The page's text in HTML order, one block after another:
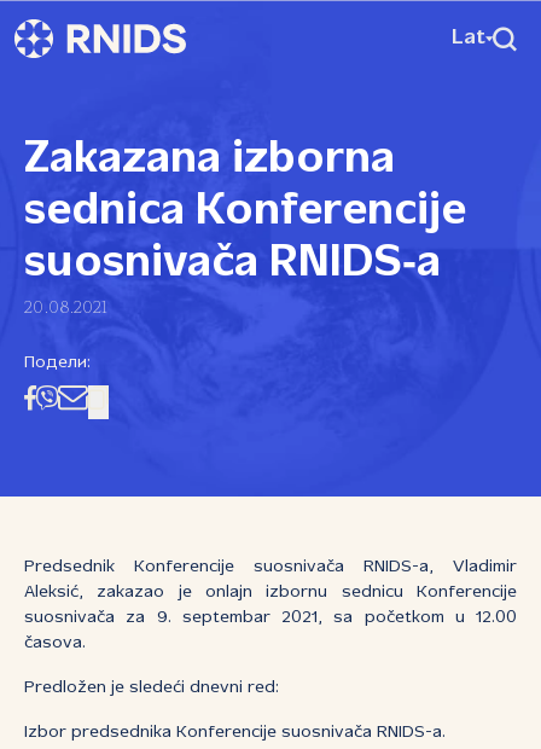
Lat
Zakazana izborna
sednica Konferencije
suosnivača RNIDS‑a
20.08.2021
Подели:
Predsednik Konferencije suosnivača RNIDS-a, Vladimir
Aleksić, zakazao je onlajn izbornu sednicu Konferencije
suosnivača za 9. septembar 2021, sa početkom u 12.00
časova.
Predložen je sledeći dnevni red:
Izbor predsednika Konferencije suosnivača RNIDS-a.